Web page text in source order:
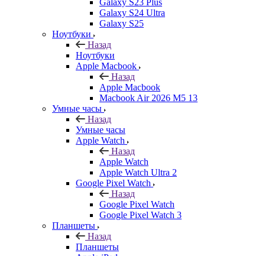
Galaxy S23 Plus
Galaxy S24 Ultra
Galaxy S25
Ноутбуки
Назад
Ноутбуки
Apple Macbook
Назад
Apple Macbook
Macbook Air 2026 M5 13
Умные часы
Назад
Умные часы
Apple Watch
Назад
Apple Watch
Apple Watch Ultra 2
Google Pixel Watch
Назад
Google Pixel Watch
Google Pixel Watch 3
Планшеты
Назад
Планшеты